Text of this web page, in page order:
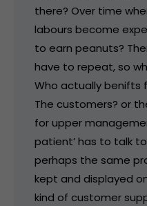
there? Over time
labours become
to earn peanuts?
have to repeat, so
Who actually benifts
The customers? or
for upper
patient’ has to talk
perhaps the same
kept and displayed
kind of customer